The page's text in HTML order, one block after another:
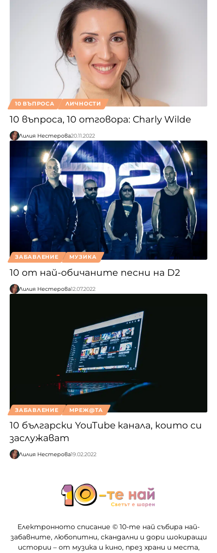
10 ВЪПРОСА ЛИЧНОСТИ
10 въпроса, 10 отговора: Charly Wilde
Лилия Нестерова20.11.2022
ЗАБАВЛЕНИЕ МУЗИКА
10 от най-обичаните песни на D2
Лилия Нестерова12.07.2022
ЗАБАВЛЕНИЕ МРЕЖ@ТА
10 български YouTube канала, които си
заслужават
Лилия Нестерова19.02.2022
Електронното списание © 10-те най събира най-
забавните, любопитни, скандални и дори шокиращи
истории – от музика и кино, през храни и места,